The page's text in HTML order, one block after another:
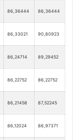
86,36444 86,36444
86,33021 90,80923
86,24714 89,29452
86,22752 86,22752
86,21458 87,52245
86,12024 86,97371